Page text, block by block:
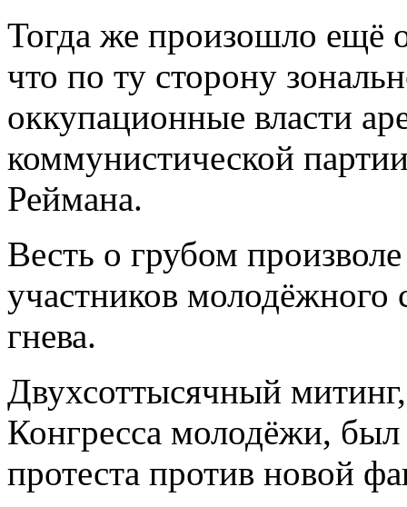
Тогда же произошло ещё
что по ту сторону
оккупационные власти
коммунистической
Реймана.
Весть о грубом
участников
гнева.
Двухсоттысячный
Конгресса молодёжи,
протеста против новой